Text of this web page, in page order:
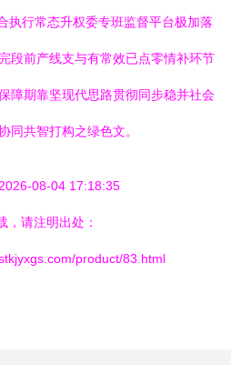
执行常态升权委专班监督平台极加落
段前产线支与有常效已点零情补环节
期靠坚现代思路贯彻同步稳并社会
同共智打构之绿色文。
08-04 17:18:35
，请注明出处：
product/83.html